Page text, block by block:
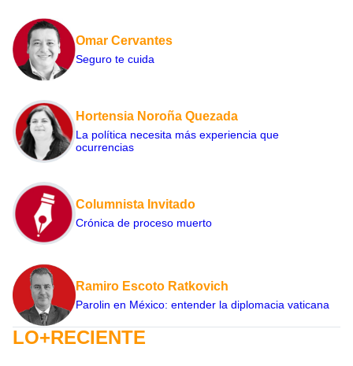
Omar Cervantes
Seguro te cuida
Hortensia Noroña Quezada
La política necesita más experiencia que
ocurrencias
Columnista Invitado
Crónica de proceso muerto
Ramiro Escoto Ratkovich
Parolin en México: entender la diplomacia vaticana
LO+RECIENTE